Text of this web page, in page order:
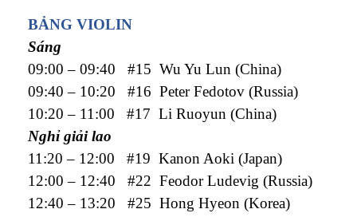
BẢNG VIOLIN
Sáng
09:00 – 09:40 #15 Wu Yu Lun (China)
09:40 – 10:20 #16 Peter Fedotov (Russia)
10:20 – 11:00 #17 Li Ruoyun (China)
Nghỉ giải lao
11:20 – 12:00 #19 Kanon Aoki (Japan)
12:00 – 12:40 #22 Feodor Ludevig (Russia)
12:40 – 13:20 #25 Hong Hyeon (Korea)